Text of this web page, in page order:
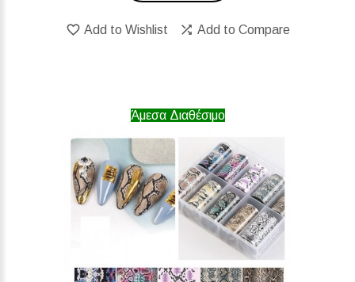
Add to Wishlist Add to Compare
Άμεσα Διαθέσιμο